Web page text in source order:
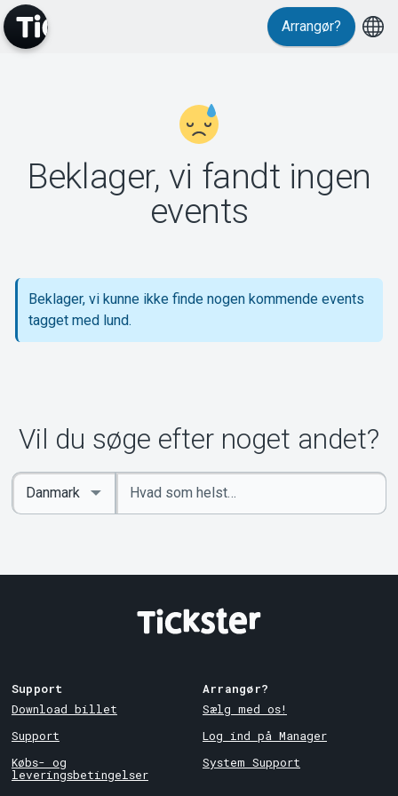
Support
Om Tickster
Arrangør?
Beklager, vi fandt ingen
events
Beklager, vi kunne ikke finde nogen kommende events
tagget med lund.
Vil du søge efter noget andet?
Indtast
søgeord
Select
Country
Support
Download billet
Support
Købs- og
leveringsbetingelser
Arrangør?
Sælg med os!
Log ind på Manager
System Support